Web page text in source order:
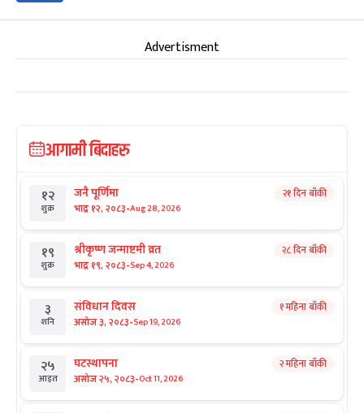
Advertisment
आगामी बिदाहरु
१२
शुक्र
जनै पूर्णिमा
भाद्र १२, २०८३-Aug 28, 2026
२१ दिन बाँकी
१९
शुक्र
श्रीकृष्ण जन्माष्टमी व्रत
भाद्र १९, २०८३-Sep 4, 2026
२८ दिन बाँकी
३
शनि
संविधान दिवस
असोज ३, २०८३-Sep 19, 2026
१ महिना बाँकी
२५
आइत
घटस्थापना
असोज २५, २०८३-Oct 11, 2026
२ महिना बाँकी